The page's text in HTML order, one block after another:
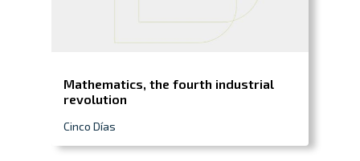
Mathematics, the fourth industrial
revolution
Cinco Días